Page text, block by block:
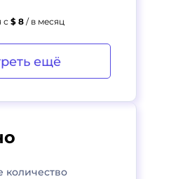
количество
с $ 8 / в месяц
ещё